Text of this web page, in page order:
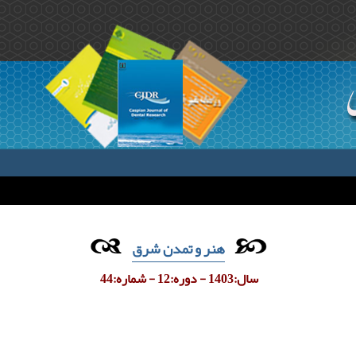
هنر و تمدن شرق
سال:1403 - دوره:12 - شماره:44